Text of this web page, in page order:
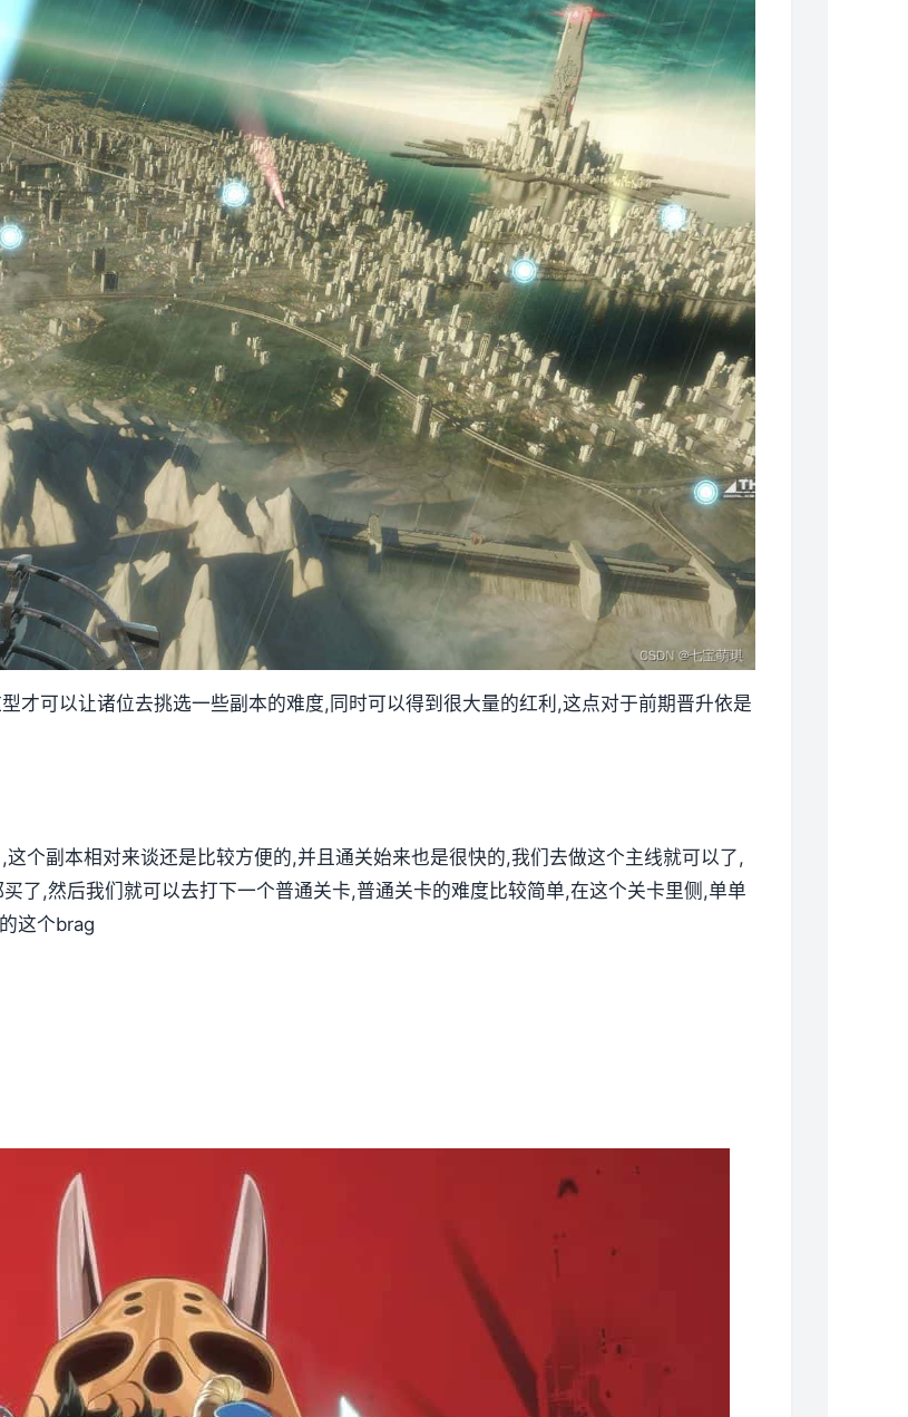
才可以让诸位去挑选一些副本的难度,同时可以得到很大量的红利,这点对于前期晋升依是
个副本相对来谈还是比较方便的,并且通关始来也是很快的,我们去做这个主线就可以了,
了,然后我们就可以去打下一个普通关卡,普通关卡的难度比较简单,在这个关卡里侧,单单
这个brag